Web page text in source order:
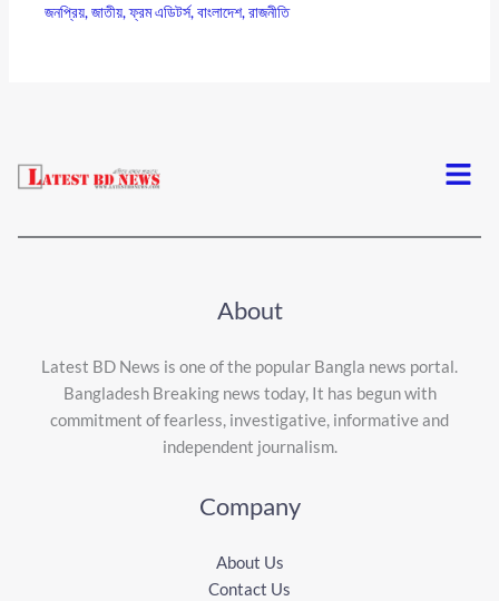
জনপ্রিয়,জাতীয়,ফ্রম এডিটর্স,বাংলাদেশ,রাজনীতি
Menu
About
Latest BD News is one of the popular Bangla news portal.
Bangladesh Breaking news today, It has begun with
commitment of fearless, investigative, informative and
independent journalism.
Company
About Us
Contact Us